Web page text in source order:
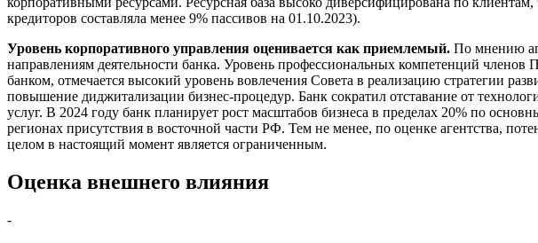
кредиторов составляла менее 9% пассивов на 01.10.2023).
Уровень корпоративного управления оценивается как приемлемый. По мнению
направлениям деятельности банка. Уровень профессиональных компетенций
банком, отмечается высокий уровень вовлечения Совета в реализацию стратегии
повышение диджитализации бизнес-процедур. Банк сократил отставание от
услуг. В 2024 году банк планирует рост масштабов бизнеса в пределах 20% по
регионах присутствия в восточной части РФ. Тем не менее, по оценке агентства,
целом в настоящий момент является ограниченным.
Оценка внешнего влияния
-